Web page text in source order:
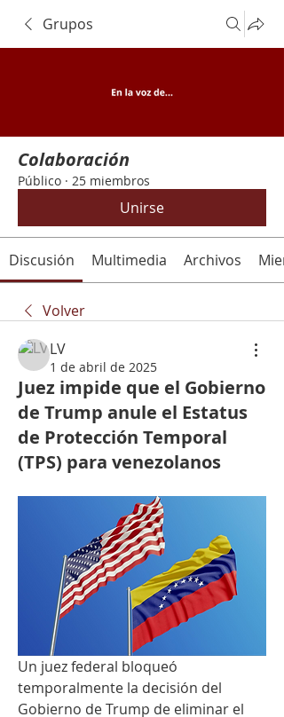
Grupos
Colaboración
Público · 25 miembros
Unirse
Discusión Multimedia Archivos
Volver
LV
1 de abril de 2025
Juez impide que el Gobierno
de Trump anule el Estatus
de Protección Temporal
(TPS) para venezolanos
Un juez federal bloqueó
temporalmente la decisión del
Gobierno de Trump de eliminar el